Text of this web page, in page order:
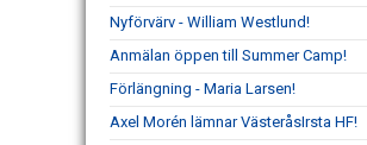
Nyförvärv - William Westlund!
Anmälan öppen till Summer Camp!
Förlängning - Maria Larsen!
Axel Morén lämnar VästeråsIrsta HF!